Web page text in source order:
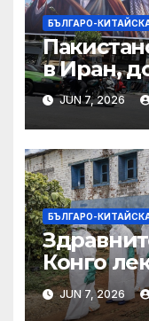
БЪЛГАРО-
в Иран,
дронове,
JUN 7, 2026
БЪЛГАРО-
Конго
търси
JUN 7, 2026